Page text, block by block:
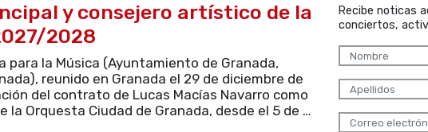
y consejero artístico de la
2028
para la Música (Ayuntamiento de Granada,
reunido en Granada el 29 de diciembre de
del contrato de Lucas Macías Navarro como
Orquesta Ciudad de Granada, desde el 5 de …
Recibe noticas
conciertos,